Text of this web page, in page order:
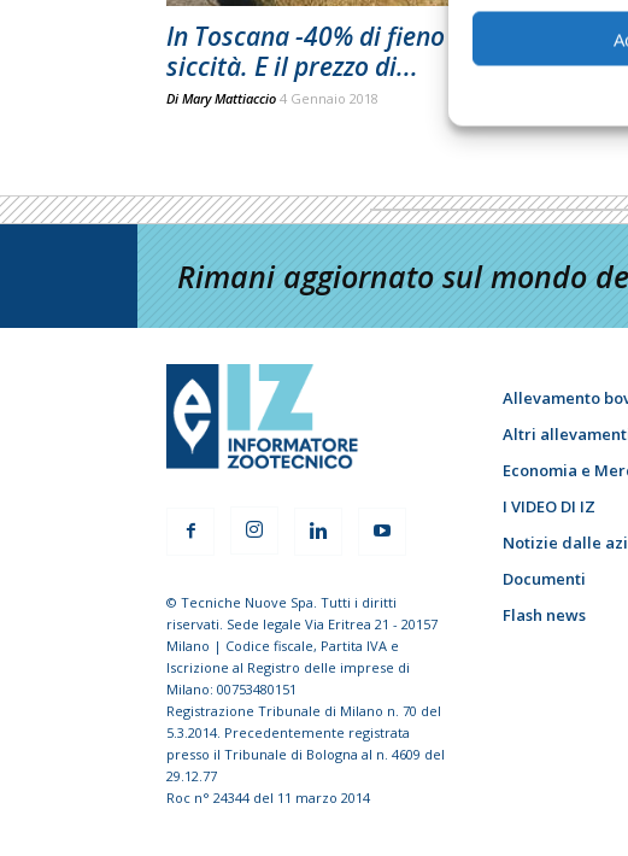
In Toscana -40% di fieno causa
siccità. E il prezzo di...
Di Mary Mattiaccio 4 Gennaio 2018
Rimani aggiornato sul mondo
© Tecniche Nuove Spa. Tutti i diritti
riservati. Sede legale Via Eritrea 21 - 20157
Milano | Codice fiscale, Partita IVA e
Iscrizione al Registro delle imprese di
Milano: 00753480151
Registrazione Tribunale di Milano n. 70 del
5.3.2014. Precedentemente registrata
presso il Tribunale di Bologna al n. 4609 del
29.12.77
Roc n° 24344 del 11 marzo 2014
Allevamento
Altri
Economia e
I VIDEO DI IZ
Notizie dalle
Documenti
Flash news